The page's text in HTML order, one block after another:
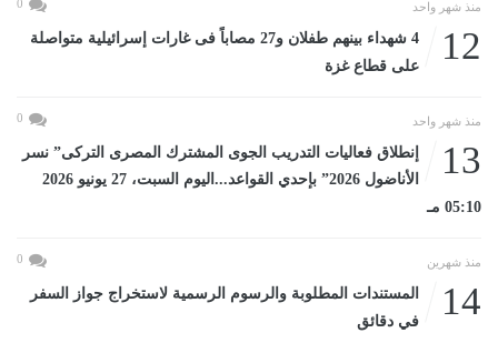
منذ شهر واحد 0
12
4 شهداء بينهم طفلان و27 مصاباً فى غارات إسرائيلية متواصلة
على قطاع غزة
منذ شهر واحد 0
13
إنطلاق فعاليات التدريب الجوى المشترك المصرى التركى” نسر
الأناضول 2026” بإحدي القواعد...اليوم السبت، 27 يونيو 2026
05:10 مـ
منذ شهرين 0
14
المستندات المطلوبة والرسوم الرسمية لاستخراج جواز السفر
في دقائق